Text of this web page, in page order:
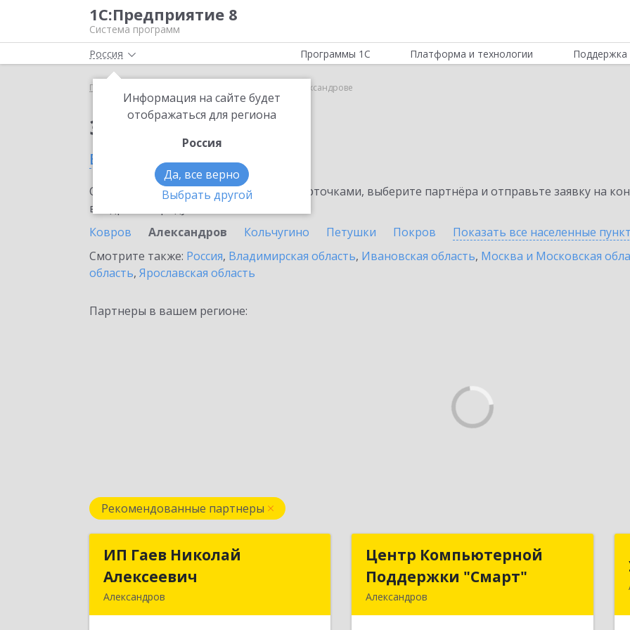
1С:Предприятие 8
Система программ
Россия
Информация на сайте будет
отображаться для региона
Россия
Да, все верно
Выбрать другой
Программы 1С Платформа и технологии Поддержка
Главная 1С-ЭПД в Александрове
Заказать 1С-ЭПД
в Александрове
Ознакомьтесь с информационными карточками, выберите партнёра и отправьте заявку на
внедрение продукта.
Ковров
Александров Кольчугино Петушки Покров Показать все населенные
Смотрите также: Россия, Владимирская область, Ивановская область, Москва и Московская
область, Ярославская область
Партнеры в вашем регионе:
Рекомендованные партнеры
ИП Гаев Николай
Алексеевич
Александров
ИП Гаев Николай
Центр Компьютерной
Поддержки "Смарт"
Александров
Центр Компьютерной
Поддержки "Смарт"